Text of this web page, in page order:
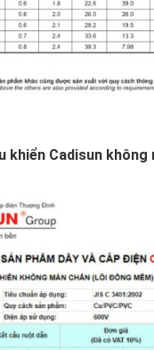
khiển Cadisun không